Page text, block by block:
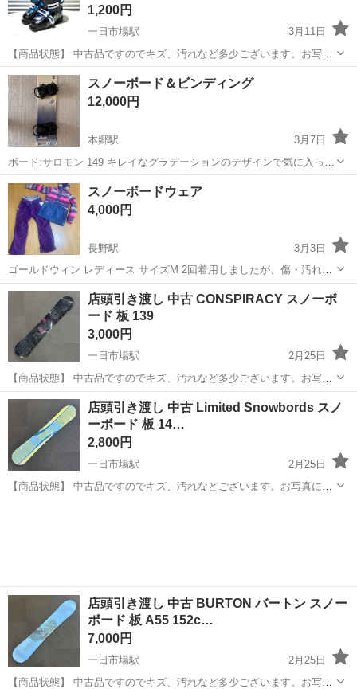
1,200円
一日市場駅
3月11日
【商品状態】 中古品ですのでキズ、汚れなど多少ございます。お写真
にてご確認下さい。 現在店頭でも販売中です。 販売済みの場合はご容
赦くださいませ。 （※店頭受け渡し）当社では品物を直接お客様に見
て頂き安心して...
長野 安曇野市 一日市場駅 スノーボード
スノーボード＆ビンディング
12,000円
本郷駅
3月7日
ボード:サロモン 149 キレイなグラデーションのデザインで気に入って
いました。使用に伴う傷や擦れはありますが、滑走に支障はありませ
ん。 ビンディング:CSB ビンディングのサイズは分かりませんがレデ
ィース用で23.5と2...
長野 長野市 本郷駅 スノーボード
スノーボードウェア
4,000円
長野駅
3月3日
ゴールドウィン レディース サイズM 2回着用しましたが、傷・汚れ他
ありません。 クリーニング済み 柔らかく動きやすい素材で保温性が高
く、着心地の良いウェアです。
長野 長野市 長野駅 スノーボード ありません
店頭引き渡し 中古 CONSPIRACY スノーボ
ード 板 139
3,000円
一日市場駅
2月25日
【商品状態】 中古品ですのでキズ、汚れなど多少ございます。お写真
にてご確認下さい。 現在店頭でも販売中です。 販売済みの場合はご容
赦くださいませ。 （※店頭受け渡し）当社では品物を直接お客様に見
て頂き安心して...
長野 安曇野市 一日市場駅 スノーボード
店頭引き渡し 中古 Limited Snowbords スノ
ーボード 板 14…
2,800円
一日市場駅
2月25日
【商品状態】 中古品ですのでキズ、汚れなどございます。お写真にて
店頭引き渡し 中古 BURTON バートン スノー
ボード 板 A55 152c…
7,000円
一日市場駅
2月25日
【商品状態】 中古品ですのでキズ、汚れなど多少ございます。お写真